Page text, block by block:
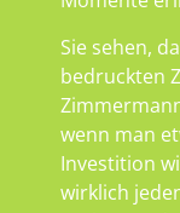
Sie sehen,
bedruckten
wenn man
Investition
wirklich